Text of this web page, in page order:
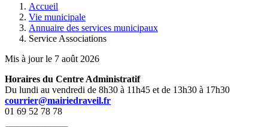
Accueil
Vie municipale
Annuaire des services municipaux
Service Associations
Mis à jour le 7 août 2026
Horaires du Centre Administratif
Du lundi au vendredi de 8h30 à 11h45 et de 13h30 à 17h30
courrier@mairiedraveil.fr
01 69 52 78 78